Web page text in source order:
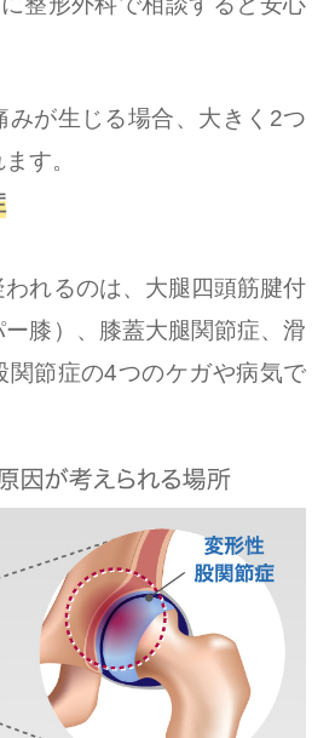
みが生じる場合、大きく2つ
す。
れるのは、大腿四頭筋腱付
膝）、膝蓋大腿関節症、滑
関節症の4つのケガや病気で